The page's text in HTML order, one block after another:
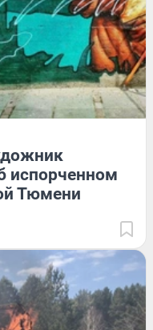
испорченном
Тюмени